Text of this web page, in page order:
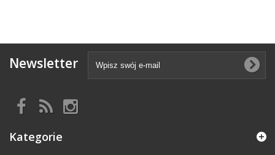
Newsletter
Kategorie